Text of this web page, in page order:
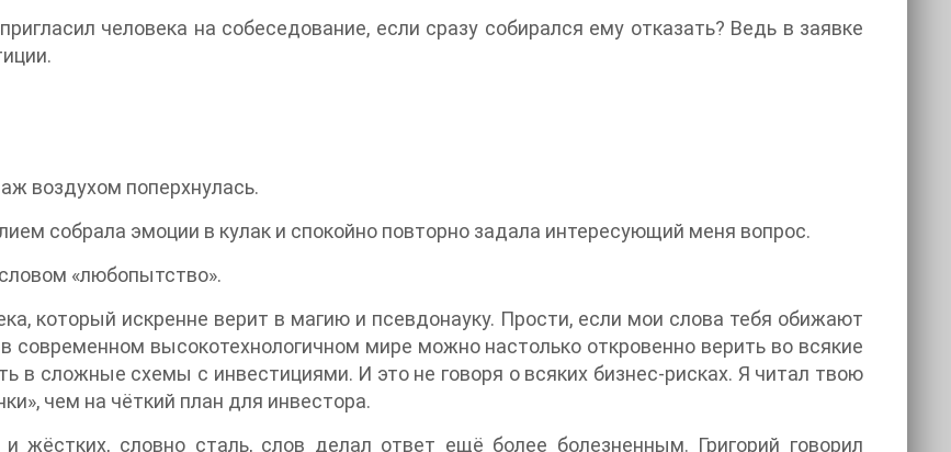
человека на собеседование, если сразу собирался ему отказать? Ведь в заявке
воздухом поперхнулась.
собрала эмоции в кулак и спокойно повторно задала интересующий меня вопрос.
«любопытство».
который искренне верит в магию и псевдонауку. Прости, если мои слова тебя обижают
современном высокотехнологичном мире можно настолько откровенно верить во всякие
в сложные схемы с инвестициями. И это не говоря о всяких бизнес-рисках. Я читал твою
чем на чёткий план для инвестора.
и жёстких, словно сталь, слов делал ответ ещё более болезненным. Григорий говорил